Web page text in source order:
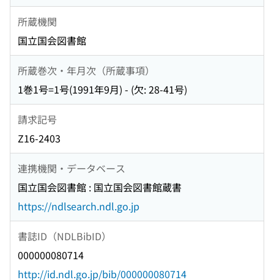
所蔵機関
国立国会図書館
所蔵巻次・年月次（所蔵事項）
1巻1号=1号(1991年9月) - (欠: 28-41号)
請求記号
Z16-2403
連携機関・データベース
国立国会図書館 : 国立国会図書館蔵書
https://ndlsearch.ndl.go.jp
書誌ID（NDLBibID）
000000080714
http://id.ndl.go.jp/bib/000000080714